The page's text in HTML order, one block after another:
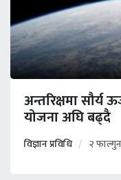
अन्तरिक्षमा सौर्य
योजना अघि बढ्दै
विज्ञान प्रविधि २